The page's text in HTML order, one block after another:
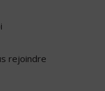
rejoindre